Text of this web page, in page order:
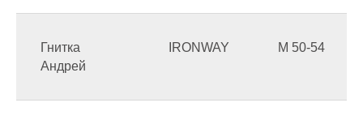
Гнитка
Андрей
IRONWAY М 50-54